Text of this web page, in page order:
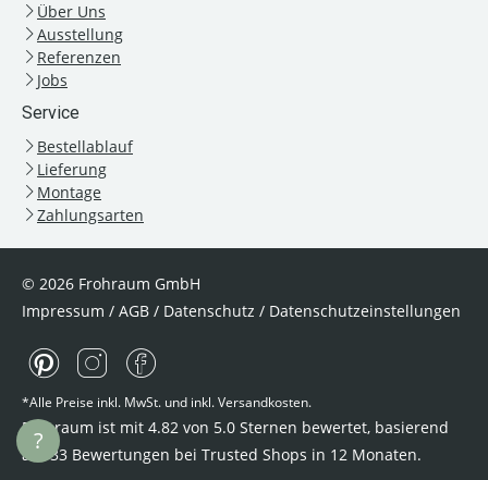
Über Uns
Ausstellung
Referenzen
Jobs
Service
Bestellablauf
Lieferung
Montage
Zahlungsarten
© 2026 Frohraum GmbH
Impressum / AGB / Datenschutz / Datenschutzeinstellungen
*Alle Preise inkl. MwSt. und inkl. Versandkosten.
Frohraum ist mit 4.82 von 5.0 Sternen bewertet, basierend
auf33 Bewertungen bei Trusted Shops in 12 Monaten.
?